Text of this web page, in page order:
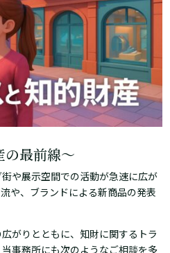
の最前線～
や展示空間での活動が急速に広が
や、ブランドによる新商品の発表
がりとともに、知財に関するトラ
事務所にも次のようなご相談を多